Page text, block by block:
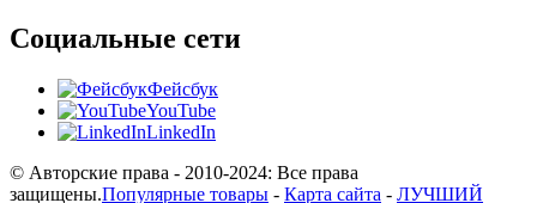
Социальные сети
Фейсбук
YouTube
LinkedIn
© Авторские права - 2010-2024: Все права
защищены.Популярные товары - Карта сайта - ЛУЧШИЙ